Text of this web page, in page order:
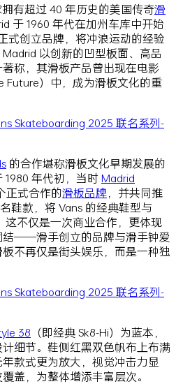
有超过 40 年历史的美国传奇滑
于 1960 年代在加州车库中开始
式创立品牌，将冲浪运动的经验
以创新的凹型板面、高品
称，其滑板产品曾出现在电影
Future）中，成为滑板文化的重
的合作堪称滑板文化早期发展的
年代初，当时Madrid
正式合作的滑板品牌 ，并共同推
鞋款，将 Vans 的经典鞋型与
这不仅是一次商业合作，更体现
结——滑手创立的品牌与滑手钟爱
不再仅是街头娱乐，而是一种独
38 （即经典 Sk8-Hi）为蓝本，
细节。鞋侧红黑双色帆布上布满
款式更为放大，视觉冲击力显
盖，为整体增添丰富层次。